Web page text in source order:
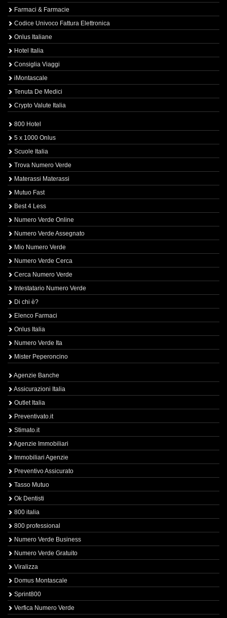
Farmaci & Farmacie
Codice Univoco Fattura Elettronica
Onlus Italiane
Hotel Italia
Consiglia Viaggi
iMontascale
Tenuta De Medici
Crypto Valute Italia
800 Hotel
5 x 1000 Onlus
Scuole Italia
Trova Numero Verde
Materassi Materassi
Mutuo Fast
Best 4 Less
Numero Verde Online
Numero Verde Assegnato
Mio Numero Verde
Numero Verde Cerca
Cerca Numero Verde
Intestatario Numero Verde
Di chi è?
Elenco Farmaci
Onlus Italia
Numero Verde Ita
Mister Peperoncino
Agenzie Banche
Assicurazioni Italia
Outlet Italia
Preventivato.it
Stimato.it
Agenzie Immobiliari
Immobiliari Agenzie
Preventivo Assicurato
Tasso Mutuo
Ok Dentisti
800 italia
800 professional
Numero Verde Business
Numero Verde Gratuito
Viralizza
Domus Montascale
Sprint800
Verfica Numero Verde